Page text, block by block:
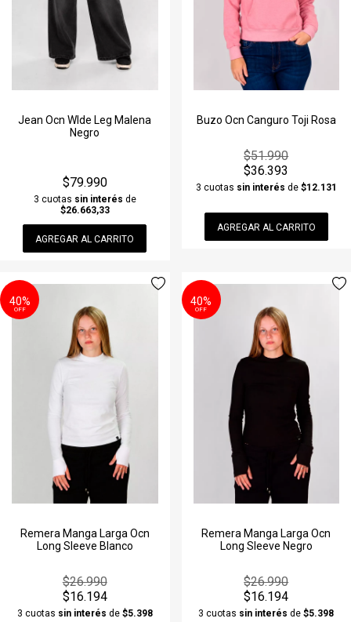
Jean Ocn WIde Leg Malena
Negro
$79.990
3 cuotas sin interés de
$26.663,33
AGREGAR AL CARRITO
Buzo Ocn Canguro Toji Rosa
$51.990
$36.393
3 cuotas sin interés de $12.131
AGREGAR AL CARRITO
Remera Manga Larga Ocn
Long Sleeve Blanco
40%
OFF
$26.990
$16.194
3 cuotas sin interés de $5.398
Remera Manga Larga Ocn
Long Sleeve Negro
40%
OFF
$26.990
$16.194
3 cuotas sin interés de$5.398